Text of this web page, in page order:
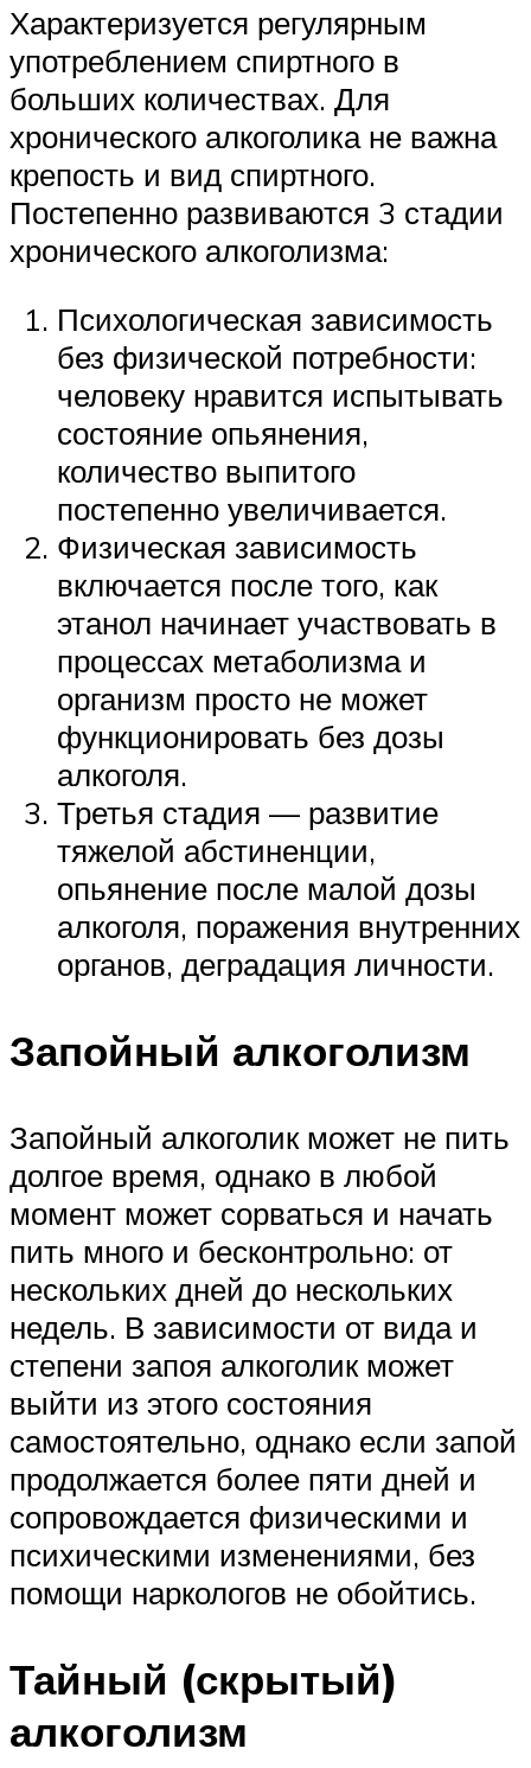
Характеризуется регулярным
употреблением спиртного в
больших количествах. Для
хронического алкоголика не важна
крепость и вид спиртного.
Постепенно развиваются 3 стадии
хронического алкоголизма:
Психологическая зависимость
без физической потребности:
человеку нравится испытывать
состояние опьянения,
количество выпитого
постепенно увеличивается.
Физическая зависимость
включается после того, как
этанол начинает участвовать в
процессах метаболизма и
организм просто не может
функционировать без дозы
алкоголя.
Третья стадия — развитие
тяжелой абстиненции,
опьянение после малой дозы
алкоголя, поражения внутренних
органов, деградация личности.
Запойный алкоголизм
Запойный алкоголик может не пить
долгое время, однако в любой
момент может сорваться и начать
пить много и бесконтрольно: от
нескольких дней до нескольких
недель. В зависимости от вида и
степени запоя алкоголик может
выйти из этого состояния
самостоятельно, однако если запой
продолжается более пяти дней и
сопровождается физическими и
психическими изменениями, без
помощи наркологов не обойтись.
Тайный (скрытый)
алкоголизм